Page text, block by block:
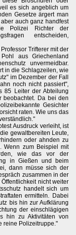
es sich angeblich um
Gesetze ärgert man
auch ganz handfest
Polizei Richter der
entscheiden,
Trifterer mit der
aus Griechenland
unvermeidbar.
in die Schlagzeilen, wie
im Dezember der Fall
noch nicht passiert",
85 Leiter der Abteilung
beobachtet. Da bei den
Gesichter
raten. Wie uns das
Ausdruck verleiht, ist
gewaltbereiten Leute,
oder ahnden zu
Wenn zum Beispiel mit
wie das vor der
in Gießen und beim
dann müsse sich der
zusammen in der
nicht weiter
handelt sich um
ermitteln. Dabei
bis hin zur Aufklärung
der einschlägigen
hin zu Aktivitäten von
reine Polizeitruppe."